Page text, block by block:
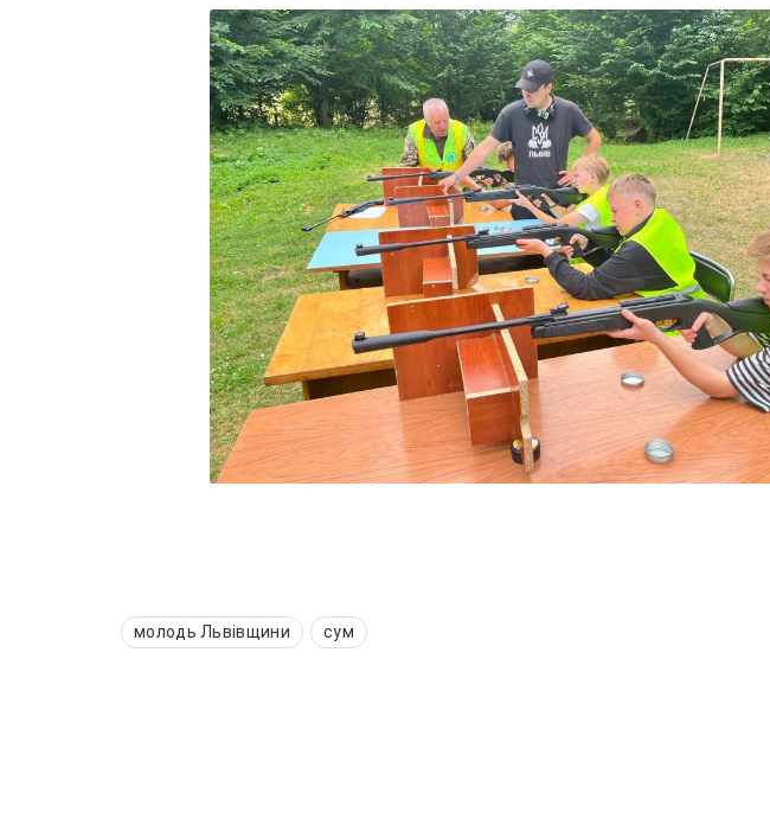
молодь Львівщини сум